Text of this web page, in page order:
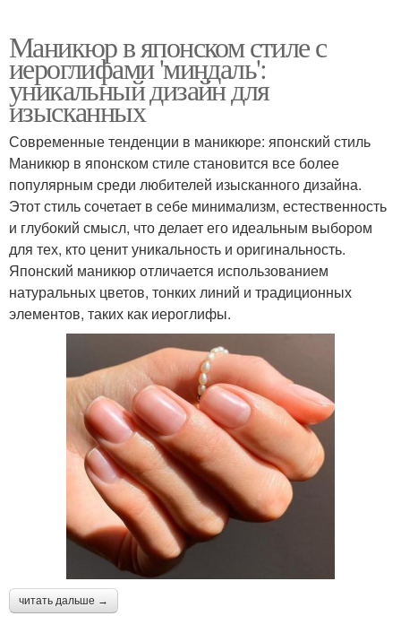
Маникюр в японском стиле с
иероглифами 'миндаль':
уникальный дизайн для
изысканных
Современные тенденции в маникюре: японский стиль
Маникюр в японском стиле становится все более
популярным среди любителей изысканного дизайна.
Этот стиль сочетает в себе минимализм, естественность
и глубокий смысл, что делает его идеальным выбором
для тех, кто ценит уникальность и оригинальность.
Японский маникюр отличается использованием
натуральных цветов, тонких линий и традиционных
элементов, таких как иероглифы.
читать дальше →